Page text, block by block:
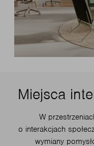
Miejsca
W
o interakcjach
wymiany